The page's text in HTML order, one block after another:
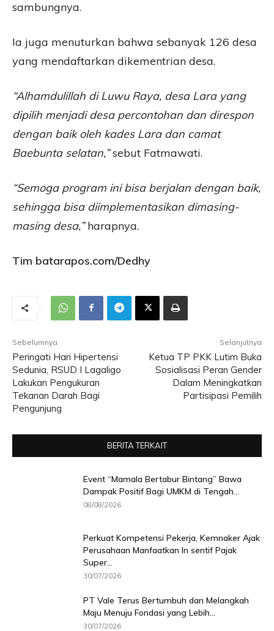
sambungnya.
Ia juga menuturkan bahwa sebanyak 126 desa
yang mendaftarkan dikementrian desa.
“Alhamdulillah di Luwu Raya, desa Lara yang
dipilih menjadi desa percontohan dan direspon
dengan baik oleh kades Lara dan camat
Baebunta selatan,”sebut Fatmawati.
“Semoga program ini bisa berjalan dengan baik,
sehingga bisa diimplementasikan dimasing-
masing desa,”harapnya.
Tim batarapos.com/Dedhy
Sebelumnya
Peringati Hari Hipertensi
Sedunia, RSUD I Lagaligo
Lakukan Pengukuran
Tekanan Darah Bagi
Pengunjung
Selanjutnya
Ketua TP PKK Lutim Buka
Sosialisasi Peran Gender
Dalam Meningkatkan
Partisipasi Pemilih
BERITA TERKAIT
Event “Mamala Bertabur Bintang” Bawa
Dampak Positif Bagi UMKM di Tengah...
08/08/2026
Perkuat Kompetensi Pekerja, Kemnaker Ajak
Perusahaan Manfaatkan In sentif Pajak
Super...
30/07/2026
PT Vale Terus Bertumbuh dan Melangkah
Maju Menuju Fondasi yang Lebih...
30/07/2026